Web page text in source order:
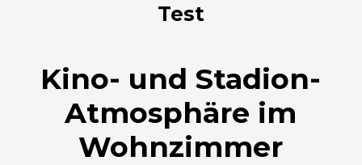
Test
Kino- und Stadion-
Atmosphäre im
Wohnzimmer